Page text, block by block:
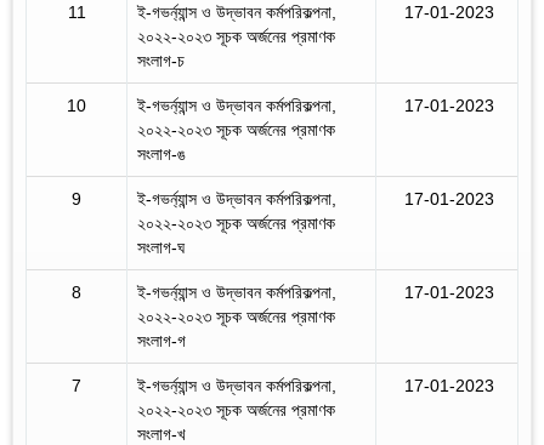
11
ই-গভর্ন্যান্স ও উদ্ভাবন কর্মপরিকল্পনা,
২০২২-২০২৩ সূচক অর্জনের প্রমাণক
সংলাগ-চ
17-01-2023
10
ই-গভর্ন্যান্স ও উদ্ভাবন কর্মপরিকল্পনা,
২০২২-২০২৩ সূচক অর্জনের প্রমাণক
সংলাগ-ঙ
17-01-2023
9
ই-গভর্ন্যান্স ও উদ্ভাবন কর্মপরিকল্পনা,
২০২২-২০২৩ সূচক অর্জনের প্রমাণক
সংলাগ-ঘ
17-01-2023
8
ই-গভর্ন্যান্স ও উদ্ভাবন কর্মপরিকল্পনা,
২০২২-২০২৩ সূচক অর্জনের প্রমাণক
সংলাগ-গ
17-01-2023
7
ই-গভর্ন্যান্স ও উদ্ভাবন কর্মপরিকল্পনা,
২০২২-২০২৩ সূচক অর্জনের প্রমাণক
সংলাগ-খ
17-01-2023